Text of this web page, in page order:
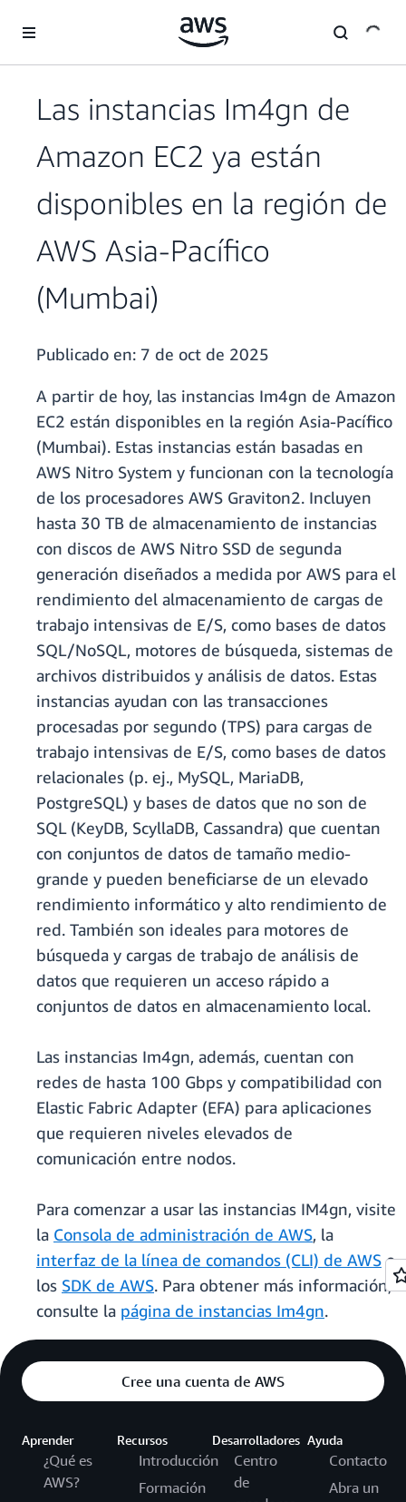
Las instancias Im4gn de
Amazon EC2 ya están
disponibles en la región de
AWS Asia-Pacífico
(Mumbai)
Publicado en: 7 de oct de 2025
A partir de hoy, las instancias Im4gn de Amazon
EC2 están disponibles en la región Asia-Pacífico
(Mumbai). Estas instancias están basadas en
AWS Nitro System y funcionan con la tecnología
de los procesadores AWS Graviton2. Incluyen
hasta 30 TB de almacenamiento de instancias
con discos de AWS Nitro SSD de segunda
generación diseñados a medida por AWS para el
rendimiento del almacenamiento de cargas de
trabajo intensivas de E/S, como bases de datos
SQL/NoSQL, motores de búsqueda, sistemas de
archivos distribuidos y análisis de datos. Estas
instancias ayudan con las transacciones
procesadas por segundo (TPS) para cargas de
trabajo intensivas de E/S, como bases de datos
relacionales (p. ej., MySQL, MariaDB,
PostgreSQL) y bases de datos que no son de
SQL (KeyDB, ScyllaDB, Cassandra) que cuentan
con conjuntos de datos de tamaño medio-
grande y pueden beneficiarse de un elevado
rendimiento informático y alto rendimiento de
red. También son ideales para motores de
búsqueda y cargas de trabajo de análisis de
datos que requieren un acceso rápido a
conjuntos de datos en almacenamiento local.
Las instancias Im4gn, además, cuentan con
redes de hasta 100 Gbps y compatibilidad con
Elastic Fabric Adapter (EFA) para aplicaciones
que requieren niveles elevados de
comunicación entre nodos.
Para comenzar a usar las instancias IM4gn, visite
la Consola de administración de AWS, la
interfaz de la línea de comandos (CLI) de AWSo
los SDK de AWS. Para obtener más información,
consulte la página de instancias Im4gn.
Cree una cuenta de AWS
Aprender
¿Qué es
AWS?
Recursos
Introducción
Formación
Desarrolladores
Centro
de
Ayuda
Contacto
Abra un